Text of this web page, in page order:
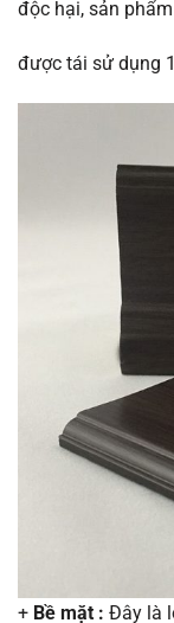
độc hại, sản
được tái sử dụng
+ Bề mặt : Đây là